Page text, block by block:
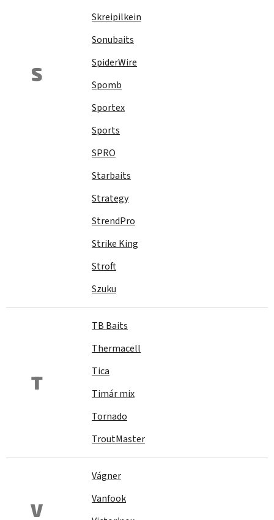
S
Skreipilkein
Sonubaits
SpiderWire
Spomb
Sportex
Sports
SPRO
Starbaits
Strategy
StrendPro
Strike King
Stroft
Szuku
T
TB Baits
Thermacell
Tica
Timár mix
Tornado
TroutMaster
V
Vágner
Vanfook